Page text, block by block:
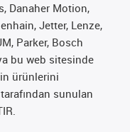
Danaher Motion,
Jetter, Lenze,
Parker, Bosch
bu web sitesinde
ürünlerini
sunulan